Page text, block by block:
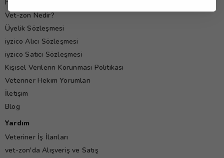
Hakkımızda
Vet-zon Nedir?
Üyelik Sözleşmesi
iyzico Alıcı Sözleşmesi
iyzico Satıcı Sözleşmesi
Kişisel Verilerin Korunması Politikası
Veteriner Hekim Yorumları
İletişim
Blog
Yardım
Veteriner İş İlanları
vet-zon'da Alışveriş ve Satış